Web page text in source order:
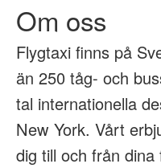
Om oss
Flygtaxi finns på
än 250 tåg- och
tal internationella
New York. Vårt
dig till och från